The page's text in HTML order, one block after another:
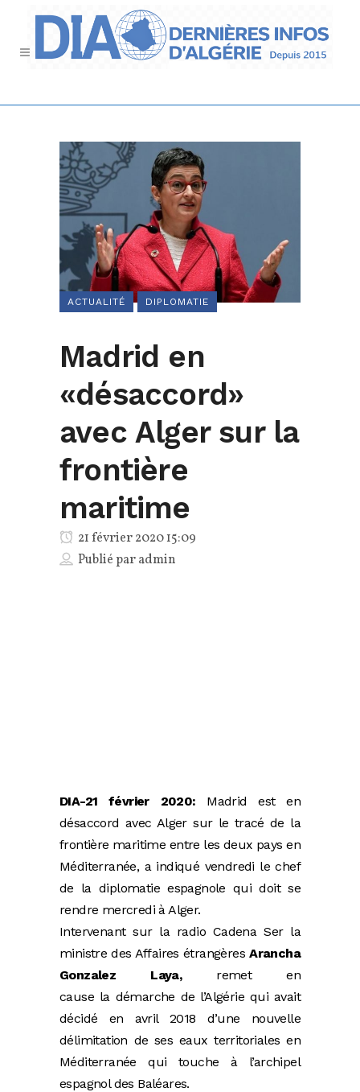
ACTUALITÉ DIPLOMATIE
Madrid en
«désaccord»
avec Alger sur la
frontière
maritime
21 février 2020 15:09
Publié paradmin
DIA-21 février 2020: Madrid est en
désaccord avec Alger sur le tracé de la
frontière maritime entre les deux pays en
Méditerranée, a indiqué vendredi le chef
de la diplomatie espagnole qui doit se
rendre mercredi à Alger.
Intervenant sur la radio Cadena Ser la
ministre des Affaires étrangèresArancha
Gonzalez Laya, remet en
cause la démarche de l’Algérie qui avait
décidé en avril 2018 d’une nouvelle
délimitation de ses eaux territoriales en
Méditerranée qui touche à l’archipel
espagnol des Baléares.